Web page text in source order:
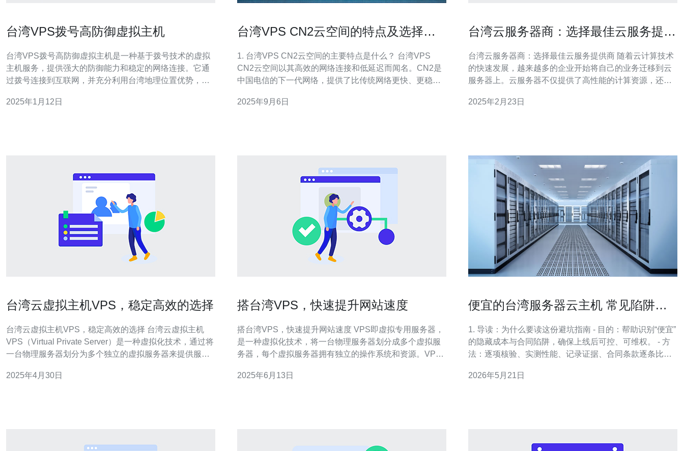
台湾VPS拨号高防御虚拟主机
台湾VPS拨号高防御虚拟主机是一种基于拨号技术的虚拟
主机服务，提供强大的防御能力和稳定的网络连接。它通
过拨号连接到互联网，并充分利用台湾地理位置优势，为
湾VPS拨号高防御虚拟主机采用先进的防御技术，能够有
2025年1月12日
台湾VPS CN2云空间的特点及选择建
1. 台湾VPS CN2云空间的主要特点是什么？ 台湾VPS
CN2云空间以其高效的网络连接和低延迟而闻名。CN2是
中国电信的下一代网络，提供了比传统网络更快、更稳定
些用户？ 台湾VPS CN2云空间适合多种类型的用户，特别
2025年9月6日
台湾云服务器商：选择最佳云服务提供
台湾云服务器商：选择最佳云服务提供商 随着云计算技术
的快速发展，越来越多的企业开始将自己的业务迁移到云
服务器上。云服务器不仅提供了高性能的计算资源，还具
各种云服务，但如何选择最佳的云服务提供商成为了许多
2025年2月23日
台湾云虚拟主机VPS，稳定高效的选择
台湾云虚拟主机VPS，稳定高效的选择 台湾云虚拟主机
VPS（Virtual Private Server）是一种虚拟化技术，通过将
一台物理服务器划分为多个独立的虚拟服务器来提供服
独立管理和配置。台湾云虚拟主机VPS在提供稳定性和高
2025年4月30日
搭台湾VPS，快速提升网站速度
搭台湾VPS，快速提升网站速度 VPS即虚拟专用服务器，
是一种虚拟化技术，将一台物理服务器划分成多个虚拟服
务器，每个虚拟服务器拥有独立的操作系统和资源。VPS
性能要求较高的用户。 选择台湾VPS的理由有多个：首
2025年6月13日
便宜的台湾服务器云主机 常见陷阱与
1. 导读：为什么要读这份避坑指南 - 目的：帮助识别“便宜”
的隐藏成本与合同陷阱，确保上线后可控、可维权。 - 方
法：逐项核验、实测性能、记录证据、合同条款逐条比对
限制/突发流量计费、资源过售（overselling）、无及时备
2026年5月21日